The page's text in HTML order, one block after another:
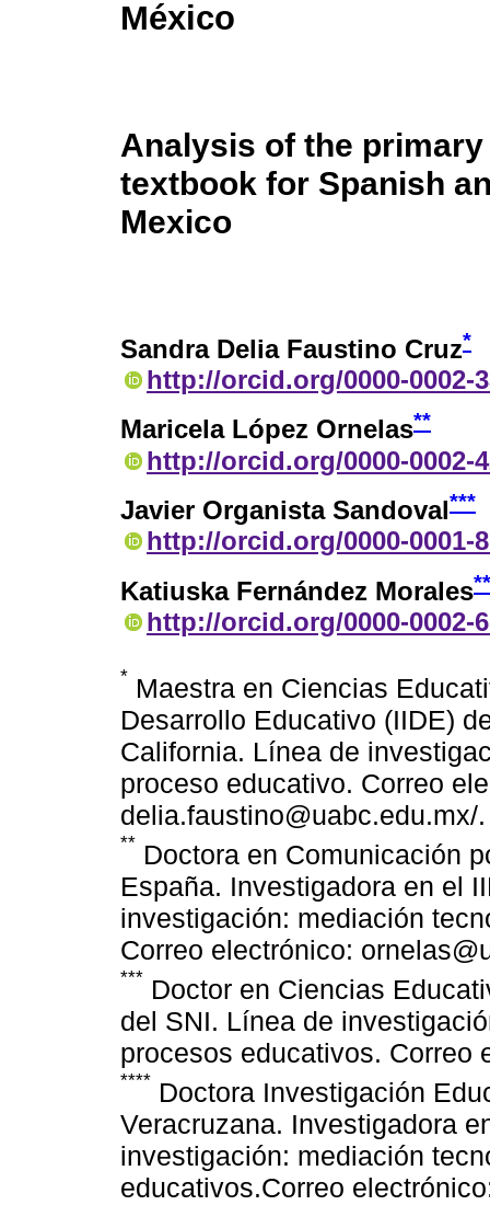
México
Analysis of the
textbook for Spanish
Mexico
Sandra Delia Faustino Cruz*
http://orcid.org/0000-0002-
Maricela López Ornelas**
http://orcid.org/0000-0002-
Javier Organista Sandoval***
http://orcid.org/0000-0001-
Katiuska Fernández Morales
http://orcid.org/0000-0002-
* Maestra en Ciencias
Desarrollo Educativo (IIDE)
California. Línea de
proceso educativo. Correo
delia.faustino@uabc.edu.mx/.
** Doctora en Comunicación
España. Investigadora en el
investigación: mediación
Correo electrónico:
*** Doctor en Ciencias
del SNI. Línea de
procesos educativos. Correo
**** Doctora Investigación
Veracruzana. Investigadora
investigación: mediación
educativos.Correo